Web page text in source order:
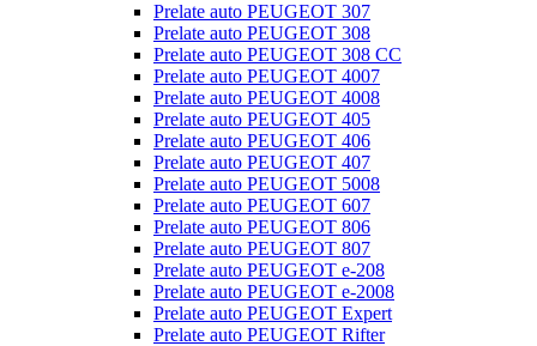
Prelate auto PEUGEOT 307
Prelate auto PEUGEOT 308
Prelate auto PEUGEOT 308 CC
Prelate auto PEUGEOT 4007
Prelate auto PEUGEOT 4008
Prelate auto PEUGEOT 405
Prelate auto PEUGEOT 406
Prelate auto PEUGEOT 407
Prelate auto PEUGEOT 5008
Prelate auto PEUGEOT 607
Prelate auto PEUGEOT 806
Prelate auto PEUGEOT 807
Prelate auto PEUGEOT e-208
Prelate auto PEUGEOT e-2008
Prelate auto PEUGEOT Expert
Prelate auto PEUGEOT Rifter